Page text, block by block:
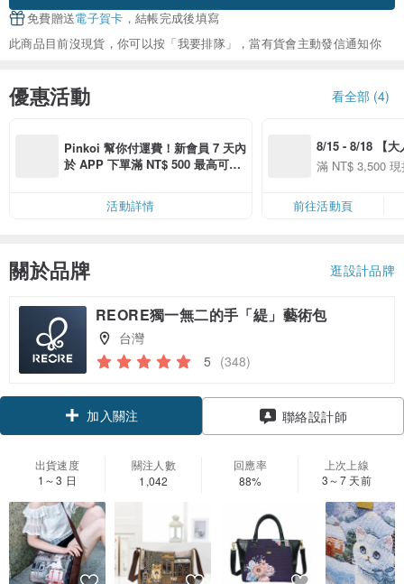
免費贈送電子賀卡 ，結帳完成後填寫
此商品目前沒現貨，你可以按「我要排隊」，當有貨會主動發信通知你
優惠活動 看全部 (4)
Pinkoi 幫你付運費！新會員 7 天內
於 APP 下單滿 NT$ 500 最高可折
活動詳情
8/15 - 8/18 【大
季】滿
50
滿 NT$ 3,500
前往活動頁
關於品牌 逛設計品牌
REORE獨一無二的手「緹」藝術包
台灣
5 (348)
加入關注 聯絡設計師
出貨速度
1～3 日
關注人數
1,042
回應率
88%
上次上線
3～7 天前